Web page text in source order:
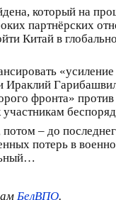
который на
партнëрских
Китай в
фронта»
– до
потерь в
БелВПО.